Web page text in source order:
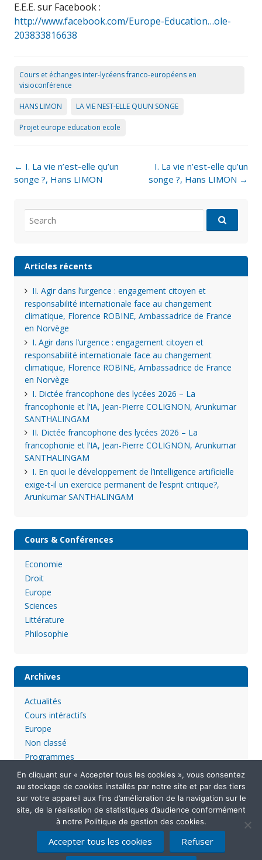
E.E.E. sur Facebook :
http://www.facebook.com/Europe-Education…ole-
203833816638
Cours et échanges inter-lycéens franco-européens en
visioconférence
HANS LIMON LA VIE NEST-ELLE QUUN SONGE
Projet europe education ecole
Post
navigation
← I. La vie n’est-elle qu’un
songe ?, Hans LIMON
I. La vie n’est-elle qu’un
songe ?, Hans LIMON →
for:
Articles récents
II. Agir dans l’urgence : engagement citoyen et
responsabilité internationale face au changement
climatique, Florence ROBINE, Ambassadrice de France
en Norvège
I. Agir dans l’urgence : engagement citoyen et
responsabilité internationale face au changement
climatique, Florence ROBINE, Ambassadrice de France
en Norvège
I. Dictée francophone des lycées 2026 – La
francophonie et l’IA, Jean-Pierre COLIGNON, Arunkumar
SANTHALINGAM
II. Dictée francophone des lycées 2026 – La
francophonie et l’IA, Jean-Pierre COLIGNON, Arunkumar
SANTHALINGAM
I. En quoi le développement de l’intelligence artificielle
exige-t-il un exercice permanent de l’esprit critique?,
Arunkumar SANTHALINGAM
Cours & Conférences
Economie
Droit
Europe
Sciences
Littérature
Philosophie
Archives
Actualités
Cours intéractifs
Europe
Non classé
Programmes
Mentions légales Politique de confidentialité
En cliquant sur « Accepter tous les cookies », vous consentez
au stockage de cookies installés par notre site et par des tiers
sur votre appareil aux fins d’amélioration de la navigation sur le
site, de la réalisation de statistiques d’audience conformément
à notre Politique de gestion des cookies.
Accepter tous les cookies Refuser